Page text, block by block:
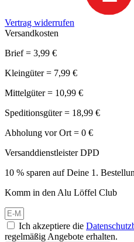
Vertrag widerrufen
Versandkosten
Brief = 3,99 €
Kleingüter = 7,99 €
Mittelgüter = 10,99 €
Speditionsgüter = 18,99 €
Abholung vor Ort = 0 €
Versanddienstleister DPD
10 % sparen auf Deine 1.
Komm in den Alu Löffel Club
Ich akzeptiere die
regelmäßig Angebote erhalten.